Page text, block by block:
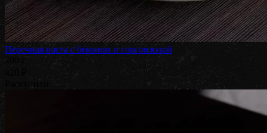
Перечная паста с беконом и горгонзолой
200 г
420 ₽
Раскупили